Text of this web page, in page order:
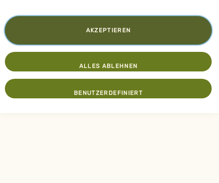
AKZEPTIEREN
BENUTZERDEFINIERT
ALLES ABLEHNEN